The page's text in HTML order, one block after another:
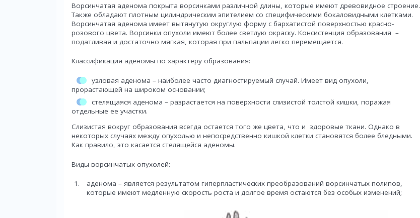
Ворсинчатая аденома покрыта ворсинками различной длины, которые имеют древовидное строение.
Также обладают плотным цилиндрическим эпителием со специфическими бокаловидными клетками.
Ворсинчатая аденома имеет вытянутую округлую форму с бархатистой поверхностью красно-
розового цвета. Ворсинки опухоли имеют более светлую окраску. Консистенция образования –
податливая и достаточно мягкая, которая при пальпации легко перемещается.
Классификация аденомы по характеру образования:
узловая аденома – наиболее часто диагностируемый случай. Имеет вид опухоли,
прорастающей на широком основании;
стелящаяся аденома – разрастается на поверхности слизистой толстой кишки, поражая
отдельные ее участки.
Слизистая вокруг образования всегда остается того же цвета, что и здоровые ткани. Однако в
некоторых случаях между опухолью и непосредственно кишкой клетки становятся более бледными.
Как правило, это касается стелящейся аденомы.
Виды ворсинчатых опухолей:
аденома – является результатом гиперпластических преобразований ворсинчатых полипов,
которые имеют медленную скорость роста и долгое время остаются без особых изменений;